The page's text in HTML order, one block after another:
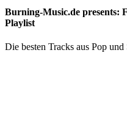
Burning-Music.de presents:
Playlist
Die besten Tracks aus Pop